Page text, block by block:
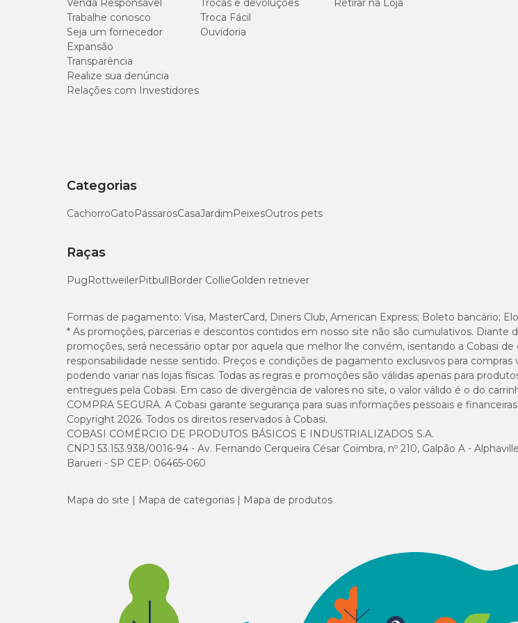
Extrato Etéreo (mín.)
Matéria Mineral (máx.)
Fósforo (mín.)
Venda Responsável
Trabalhe conosco
Seja um fornecedor
Expansão
Transparência
Realize sua denúncia
Relações com Investidores
Trocas e devoluções
Troca Fácil
Ouvidoria
Retirar na Loja
Categorias
CachorroGatoPássarosCasaJardimPeixesOutros pets
Raças
PugRottweilerPitbullBorder CollieGolden retriever
Formas de pagamento: Visa, MasterCard, Diners Club, American Express; Boleto bancário;
* As promoções, parcerias e descontos contidos em nosso site não são cumulativos. Diante
promoções, será necessário optar por aquela que melhor lhe convém, isentando a Cobasi de
responsabilidade nesse sentido. Preços e condições de pagamento exclusivos para compras
podendo variar nas lojas físicas. Todas as regras e promoções são válidas apenas para
entregues pela Cobasi. Em caso de divergência de valores no site, o valor válido é o do
COMPRA SEGURA. A Cobasi garante segurança para suas informações pessoais e financeiras.
Copyright 2026. Todos os direitos reservados à Cobasi.
COBASI COMÉRCIO DE PRODUTOS BÁSICOS E INDUSTRIALIZADOS S.A.
CNPJ 53.153.938/0016-94 - Av. Fernando Cerqueira César Coimbra, nº 210, Galpão A -
Barueri - SP CEP: 06465-060
Mapa do site Mapa de categorias Mapa de produtos